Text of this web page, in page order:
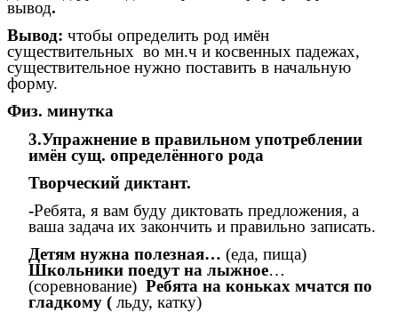
вывод.
Вывод: чтобы определить род имён
существительных во мн.ч и косвенных падежах,
существительное нужно поставить в начальную
форму.
Физ. минутка
3.Упражнение в правильном употреблении
имён сущ. определённого рода
Творческий диктант.
-Ребята, я вам буду диктовать предложения, а
ваша задача их закончить и правильно записать.
Детям нужна полезная… (еда, пища)
Школьники поедут на лыжное…
(соревнование) Ребята на коньках мчатся по
гладкому ( льду, катку)